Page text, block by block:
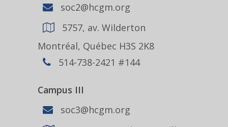
soc2@hcgm.org
5757, av. Wilderton
Montréal, Québec H3S 2K8
514-738-2421 #144
Campus III
soc3@hcgm.org